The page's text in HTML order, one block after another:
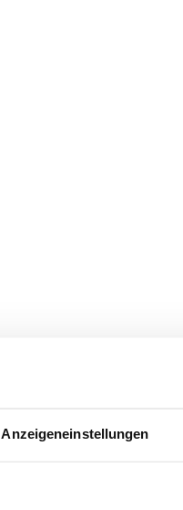
Anzeigeneinstellungen